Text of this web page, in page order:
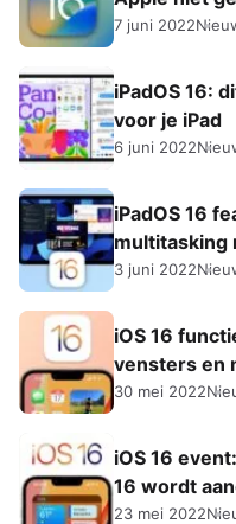
7 juni 2022
iPadOS 16:
voor je iPad
6 juni 2022
iPadOS 16
multitasking
3 juni 2022
iOS 16
vensters en
30 mei 2022
iOS 16
16 wordt
23 mei 2022